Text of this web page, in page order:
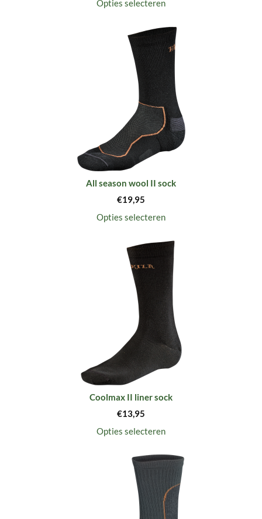
Opties selecteren
All season wool II sock
€19,95
Opties selecteren
Coolmax II liner sock
€13,95
Opties selecteren